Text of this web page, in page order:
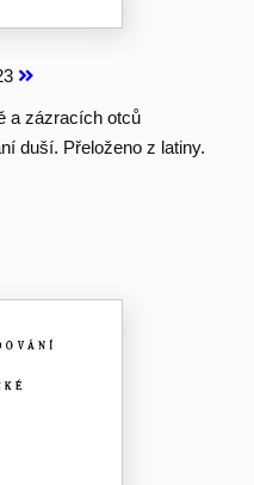
a zázracích otců
duší. Přeloženo z latiny.